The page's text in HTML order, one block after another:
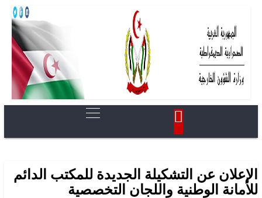
الإعلان عن التشكيلة الجديدة للمكتب الدائم
للأمانة الوطنية واللجان التخصصية